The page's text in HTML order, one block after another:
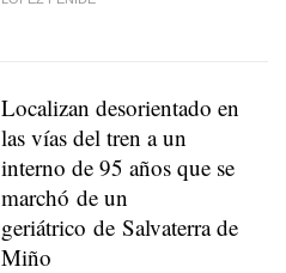
Localizan desorientado en
las vías del tren a un
interno de 95 años que se
marchó de un
geriátrico de Salvaterra de
Miño